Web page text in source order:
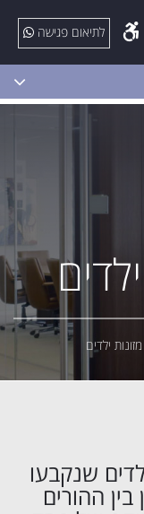
לתיאום פגישה
ילדים
שנקבעו
ההורים